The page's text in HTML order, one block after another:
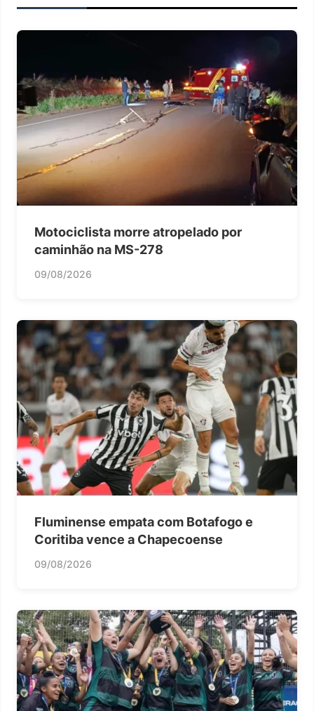
Motociclista morre atropelado por
caminhão na MS-278
09/08/2026
Fluminense empata com Botafogo e
Coritiba vence a Chapecoense
09/08/2026